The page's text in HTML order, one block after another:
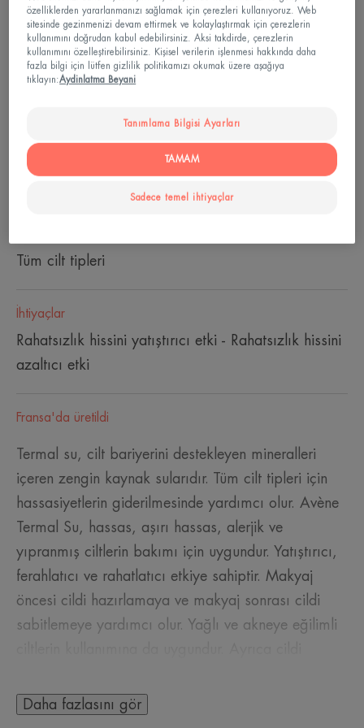
Aerosol Aerosol
50ml Aerosol
150ml Aerosol
300ml
Kullanabilir
Yaş
Yıldan 0 ay
Tüm cilt tipleri
İhtiyaçlar
Rahatsızlık hissini yatıştırıcı etki - Rahatsızlık hissini
azaltıcı etki
Fransa'da üretildi
Termal su, cilt bariyerini destekleyen mineralleri
içeren zengin kaynak sularıdır. Tüm cilt tipleri için
hassasiyetlerin giderilmesinde yardımcı olur. Avène
Termal Su, hassas, aşırı hassas, alerjik ve
yıpranmış ciltlerin bakımı için uygundur. Yatıştırıcı,
ferahlatıcı ve rahatlatıcı etkiye sahiptir. Makyaj
öncesi cildi hazırlamaya ve makyaj sonrası cildi
sabitlemeye yardımcı olur. Yağlı ve akneye eğilimli
havalarda cildi ferahlatmak için kullanılabilir. Güneş
Daha fazlasını gör
özelliklerden yararlanmanızı sağlamak için çerezleri kullanıyoruz. Web
sitesinde gezinmenizi devam ettirmek ve kolaylaştırmak için çerezlerin
kullanımını doğrudan kabul edebilirsiniz. Aksi takdirde, çerezlerin
kullanımını özelleştirebilirsiniz. Kişisel verilerin işlenmesi hakkında daha
fazla bilgi için lütfen gizlilik politikamızı okumak üzere aşağıya
tıklayın:Aydinlatma Beyani
Tanımlama Bilgisi Ayarları
Sadece temel ihtiyaçlar
TAMAM